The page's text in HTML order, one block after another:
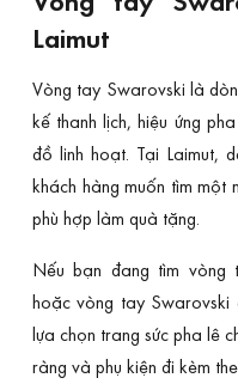
Laimut
Vòng tay Swarovski là
kế thanh lịch, hiệu ứng
đồ linh hoạt. Tại Laimut,
khách hàng muốn tìm
phù hợp làm quà tặng.
Nếu bạn đang tìm vòng
hoặc vòng tay Swarovski
lựa chọn trang sức pha lê
ràng và phụ kiện đi kèm